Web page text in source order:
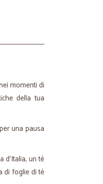
momenti di
della tua
una pausa
d'Italia, un té
di foglie di té